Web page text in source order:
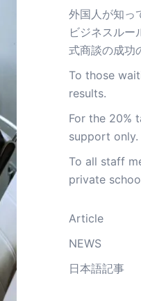
外国人が知っ
ビジネスルー
式商談の成功
To those
results.
For the 20%
support only.
To all staff
private
Article
NEWS
日本語記事